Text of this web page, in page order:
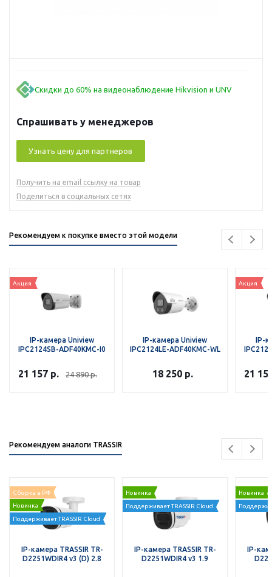
Скидки до 60% на видеонаблюдение Hikvision и UNV
Спрашивать у менеджеров
Узнать цену для партнеров
Получить на email ссылку на товар
Поделиться в социальных сетях
Рекомендуем к покупке вместо этой модели
Акция
IP-камера Uniview
IPC2124SB-ADF40KMC-I0
21 157 р. 24 890р.
IP-камера Uniview
IPC2124LE-ADF40KMC-WL
18 250 р.
Акция
IP-
21
Рекомендуем аналоги TRASSIR
Сборка в РФ
Новинка
Поддерживает TRASSIR Cloud
IP-камера TRASSIR TR-
D2251WDIR4 v3 (D) 2.8
Новинка
Поддерживает TRASSIR Cloud
IP-камера TRASSIR TR-
D2251WDIR4 v3 1.9
Новинка
IP-